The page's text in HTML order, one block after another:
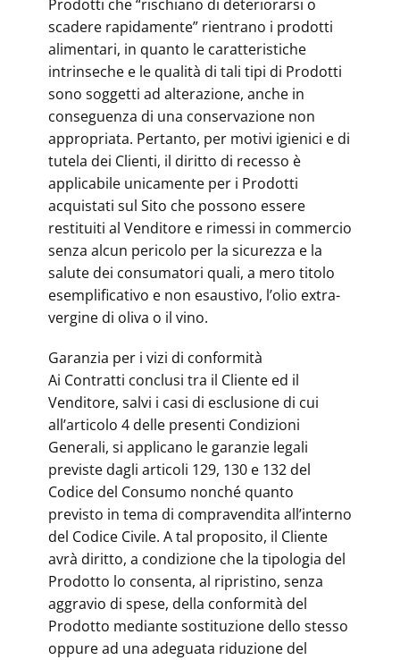
Prodotti che “rischiano di deteriorarsi o
scadere rapidamente” rientrano i prodotti
alimentari, in quanto le caratteristiche
intrinseche e le qualità di tali tipi di Prodotti
sono soggetti ad alterazione, anche in
conseguenza di una conservazione non
appropriata. Pertanto, per motivi igienici e di
tutela dei Clienti, il diritto di recesso è
applicabile unicamente per i Prodotti
acquistati sul Sito che possono essere
restituiti al Venditore e rimessi in commercio
senza alcun pericolo per la sicurezza e la
salute dei consumatori quali, a mero titolo
esemplificativo e non esaustivo, l’olio extra-
vergine di oliva o il vino.
Garanzia per i vizi di conformità
Ai Contratti conclusi tra il Cliente ed il
Venditore, salvi i casi di esclusione di cui
all’articolo 4 delle presenti Condizioni
Generali, si applicano le garanzie legali
previste dagli articoli 129, 130 e 132 del
Codice del Consumo nonché quanto
previsto in tema di compravendita all’interno
del Codice Civile. A tal proposito, il Cliente
avrà diritto, a condizione che la tipologia del
Prodotto lo consenta, al ripristino, senza
aggravio di spese, della conformità del
Prodotto mediante sostituzione dello stesso
oppure ad una adeguata riduzione del